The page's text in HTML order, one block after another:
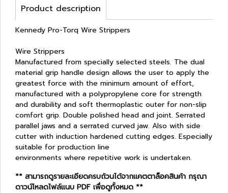
Product description
Kennedy Pro-Torq Wire Strippers
Wire Strippers
Manufactured from specially selected steels. The dual
material grip handle design allows the user to apply the
greatest force with the minimum amount of effort,
manufactured with a polypropylene core for strength
and durability and soft thermoplastic outer for non-slip
comfort grip. Double polished head and joint. Serrated
parallel jaws and a serrated curved jaw. Also with side
cutter with induction hardened cutting edges. Especially
suitable for production line
environments where repetitive work is undertaken.
** สามารถดูรายละเอียดครบถ้วนได้จากแคตตาล็อคสินค้า กรุณา
ดาวน์โหลดไฟล์แนบ PDF เพื่อดูทั้งหมด **